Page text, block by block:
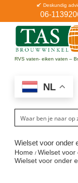
inhoud
06-
Deskundig
Home
Catalogus
Aanbiedingen
Winkel
RVS vaten- eiken vaten –
NL
Wielset voor onder
Home
Wielset voor
Wielset voor onder